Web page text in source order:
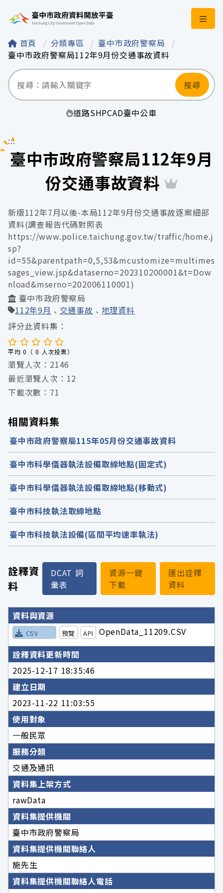
臺中市政府資料開
首頁 分類專區
臺中市政府警察局
臺中市政府警察局112年9月份交通事故資料
搜尋
道路SHPCAD臺中公車
:::
臺中市政府警察局112年9月
份交通事故資料
詮釋資
料
DCAT 詞
彙表
資源一鍵
下載
匯出詮釋
資料
詮釋資料詳細內容
資料與資源
CSV 預覽 API
OpenData_11209.CSV
詮釋資料更新時間
2025-12-17 18:35:46
建立日期
2023-11-22 11:03:55
使用對象
一般民眾
服務分類
交通及通訊
資料集上架方式
rawData
資料集提供機關
臺中市政府警察局
資料集提供機關聯絡人
施先生
資料集提供機關聯絡人電話
新版112年7月以後-本局112年9月份交通事故逐案細部
資料(調查報告代碼對照表
https://www.police.taichung.gov.tw/traffic/home.j
sp?
id=55&parentpath=0,5,53&mcustomize=multimes
sages_view.jsp&dataserno=202310200001&t=Dow
nload&mserno=202006110001)
臺中市政府警察局
112年9月
交通事故
地理資料
評分此資料集：
平均 0（ 0 人次投票）
瀏覽人次：2146
最近瀏覽人次：12
下載次數：71
相關資料集
臺中市政府警察局115年05月份交通事故資料
臺中市科學儀器執法設備取締地點(固定式)
臺中市科學儀器執法設備取締地點(移動式)
臺中市科技執法取締地點
臺中市科技執法設備(區間平均速率執法)